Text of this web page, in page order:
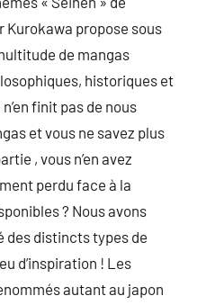
Kurokawa propose sous
de mangas
historiques et
finit pas de nous
et vous ne savez plus
, vous n’en avez
perdu face à la
? Nous avons
des distincts types de
d’inspiration ! Les
autant au japon